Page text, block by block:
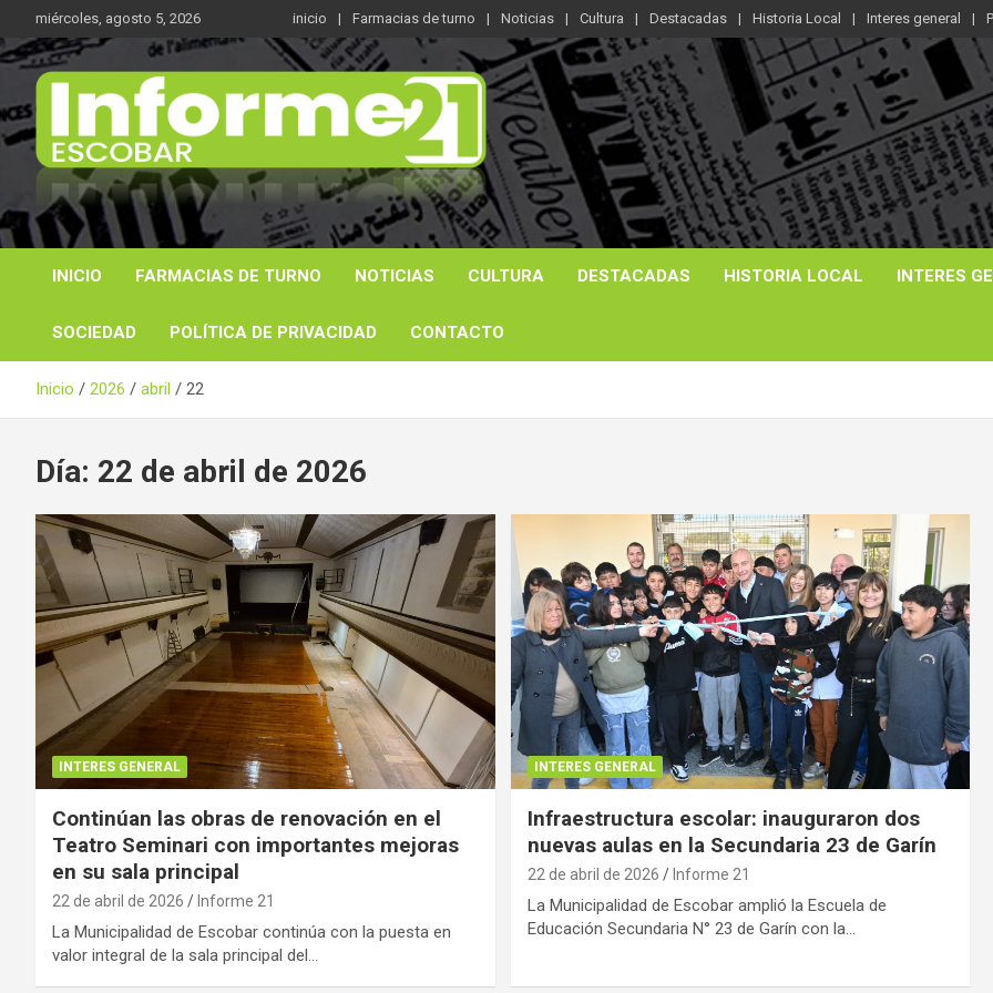
al
contenido
miércoles, agosto 5, 2026 inicio Farmacias de turno Noticias Cultura Destacadas Historia Local Interes general
Informe 21
Noticas reales
INICIO FARMACIAS DE TURNO NOTICIAS CULTURA DESTACADAS HISTORIA LOCAL INTERES
SOCIEDAD POLÍTICA DE PRIVACIDAD CONTACTO
Inicio 2026 abril 22
Día: 22 de abril de 2026
INTERES GENERAL
Continúan las obras de renovación en el
Teatro Seminari con importantes mejoras
en su sala principal
22 de abril de 2026 Informe 21
La Municipalidad de Escobar continúa con la puesta en
valor integral de la sala principal del…
INTERES GENERAL
Infraestructura escolar: inauguraron dos
nuevas aulas en la Secundaria 23 de Garín
22 de abril de 2026 Informe 21
La Municipalidad de Escobar amplió la Escuela de
Educación Secundaria N° 23 de Garín con la…